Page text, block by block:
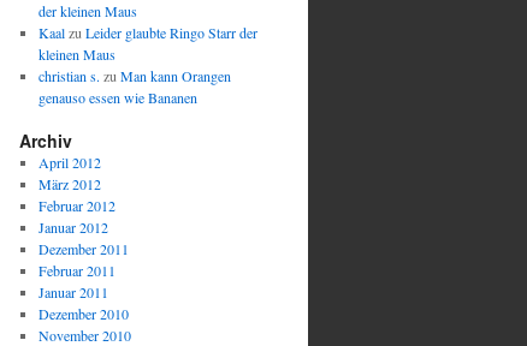
der kleinen Maus
Kaalzu Leider glaubte Ringo Starr der
kleinen Maus
christian s. zu Man kann Orangen
genauso essen wie Bananen
Archiv
April 2012
März 2012
Februar 2012
Januar 2012
Dezember 2011
Februar 2011
Januar 2011
Dezember 2010
November 2010